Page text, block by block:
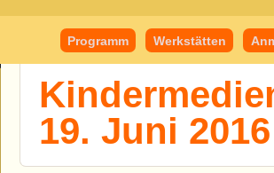
Programm Werkstätten
19. Juni 2016